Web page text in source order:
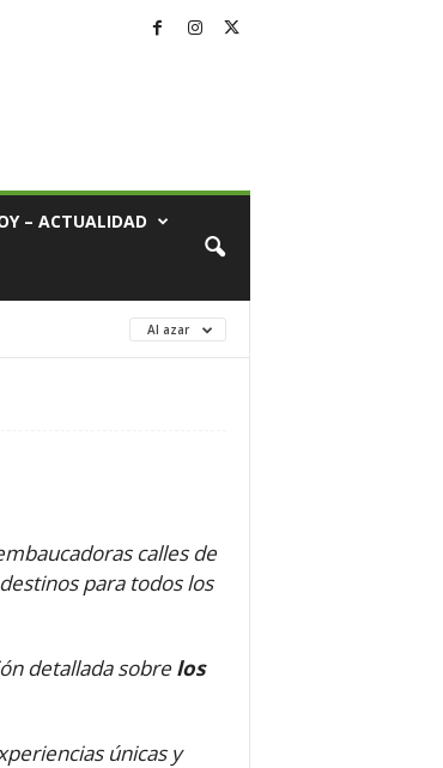
– ACTUALIDAD
Al azar
calles de
para todos los
detallada sobre los
únicas y